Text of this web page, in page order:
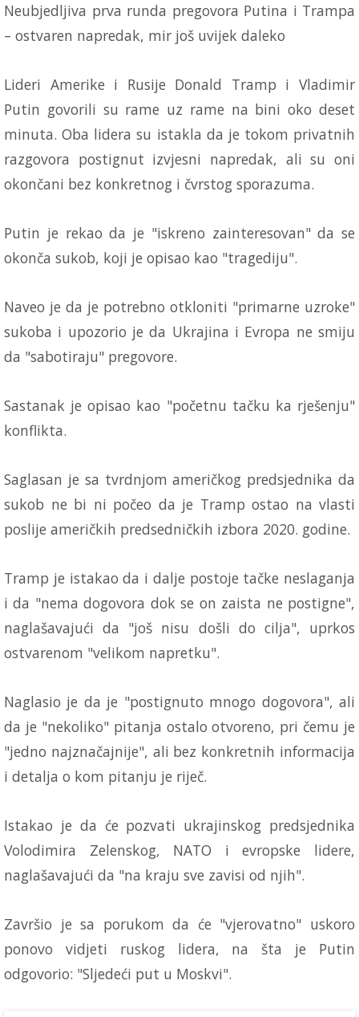
Neubjedljiva prva runda pregovora Putina i Trampa
– ostvaren napredak, mir još uvijek daleko
Lideri Amerike i Rusije Donald Tramp i Vladimir
Putin govorili su rame uz rame na bini oko deset
minuta. Oba lidera su istakla da je tokom privatnih
razgovora postignut izvjesni napredak, ali su oni
okončani bez konkretnog i čvrstog sporazuma.
Putin je rekao da je "iskreno zainteresovan" da se
okonča sukob, koji je opisao kao "tragediju".
Naveo je da je potrebno otkloniti "primarne uzroke"
sukoba i upozorio je da Ukrajina i Evropa ne smiju
da "sabotiraju" pregovore.
Sastanak je opisao kao "početnu tačku ka rješenju"
konflikta.
Saglasan je sa tvrdnjom američkog predsjednika da
sukob ne bi ni počeo da je Tramp ostao na vlasti
poslije američkih predsedničkih izbora 2020. godine.
Tramp je istakao da i dalje postoje tačke neslaganja
i da "nema dogovora dok se on zaista ne postigne",
naglašavajući da "još nisu došli do cilja", uprkos
ostvarenom "velikom napretku".
Naglasio je da je "postignuto mnogo dogovora", ali
da je "nekoliko" pitanja ostalo otvoreno, pri čemu je
"jedno najznačajnije", ali bez konkretnih informacija
i detalja o kom pitanju je riječ.
Istakao je da će pozvati ukrajinskog predsjednika
Volodimira Zelenskog, NATO i evropske lidere,
naglašavajući da "na kraju sve zavisi od njih".
Završio je sa porukom da će "vjerovatno" uskoro
ponovo vidjeti ruskog lidera, na šta je Putin
odgovorio: "Sljedeći put u Moskvi".